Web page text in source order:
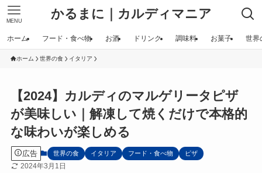
かるまに｜カルディマニア
MENU
ホーム フード・食べ物 お酒 ドリンク 調味料 お菓子 世界
ホーム 世界の食 イタリア
【2024】カルディのマルゲリータピザ
が美味しい｜解凍して焼くだけで本格的
な味わいが楽しめる
広告 世界の食 イタリア フード・食べ物 ピザ
2024年3月1日